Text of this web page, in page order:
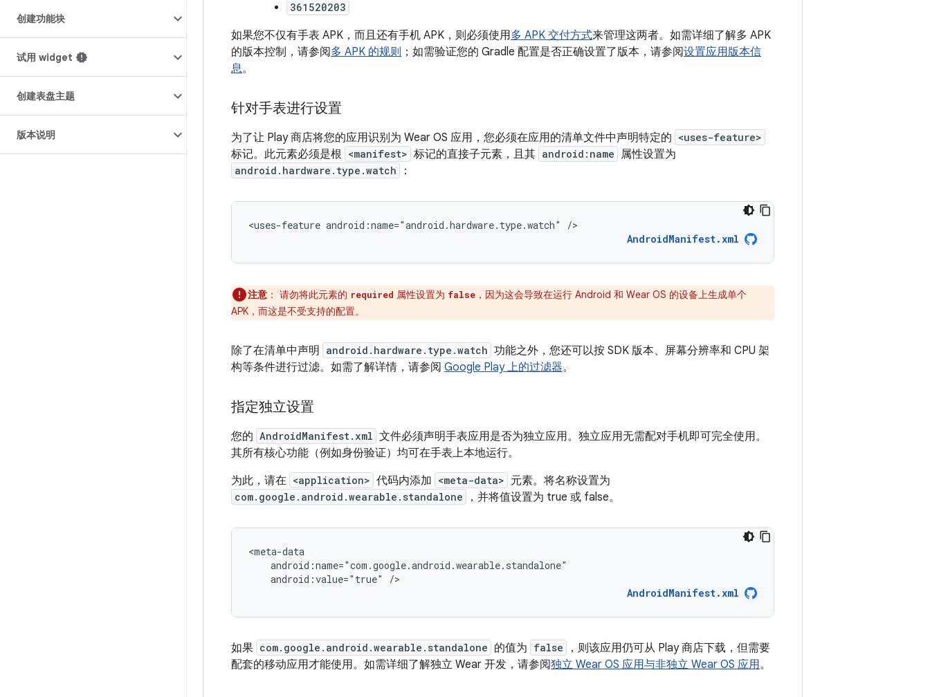
创建功能块
试用 widget
创建表盘主题
版本说明
361520203
如果您不仅有手表 APK，而且还有手机 APK，则必须使用多 APK 交付方式来管理这两者。如需详细了解多 APK
的版本控制，请参阅多 APK 的规则 ；如需验证您的 Gradle 配置是否正确设置了版本，请参阅设置应用版本信
息。
针对手表进行设置
为了让 Play 商店将您的应用识别为 Wear OS 应用，您必须在应用的清单文件中声明特定的 <uses-feature>
标记。此元素必须是根 <manifest> 标记的直接子元素，且其 android:name 属性设置为
android.hardware.type.watch ：
<uses-feature android:name="android.hardware.type.watch"
/>
AndroidManifest.xml
注意 ： 请勿将此元素的 required 属性设置为 false ，因为这会导致在运行 Android 和 Wear OS 的设备上生成单个
APK，而这是不受支持的配置。
除了在清单中声明 android.hardware.type.watch 功能之外，您还可以按 SDK 版本、屏幕分辨率和 CPU 架
构等条件进行过滤。如需了解详情，请参阅 Google Play 上的过滤器。
指定独立设置
您的 AndroidManifest.xml 文件必须声明手表应用是否为独立应用。独立应用无需配对手机即可完全使用。
其所有核心功能（例如身份验证）均可在手表上本地运行。
为此，请在 <application> 代码内添加 <meta-data> 元素。将名称设置为
com.google.android.wearable.standalone ，并将值设置为 true 或 false。
android:value="true"
/>
AndroidManifest.xml
如果 com.google.android.wearable.standalone 的值为 false
，则该应用仍可从 Play 商店下载，但需要
配套的移动应用才能使用。如需详细了解独立 Wear 开发，请参阅独立 Wear OS 应用与非独立 Wear OS 应用。